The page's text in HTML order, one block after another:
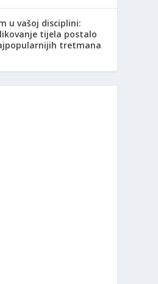
u vašoj disciplini:
tijela postalo
tretmana